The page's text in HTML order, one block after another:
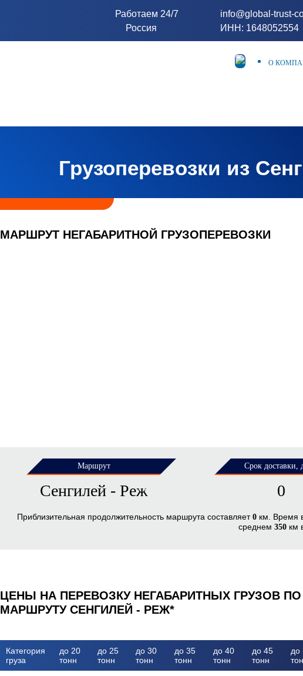
info@global-trust-
ИНН: 1648052554
Работаем 24/7
Россия
О
Грузоперевозки из
МАРШРУТ НЕГАБАРИТНОЙ ГРУЗОПЕРЕВОЗКИ
Маршрут
Сенгилей - Реж
Срок доставки,
0
Приблизительная продолжительность маршрута составляет 0км. Время в
среднем350 км
ЦЕНЫ НА ПЕРЕВОЗКУ НЕГАБАРИТНЫХ ГРУЗОВ ПО
МАРШРУТУ СЕНГИЛЕЙ - РЕЖ*
Категория
груза
до 20
тонн
до 25
тонн
до 30
тонн
до 35
тонн
до 40
тонн
до 45
тонн
до